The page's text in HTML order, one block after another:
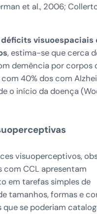
et al., 2006;
déficits visuoespaciais
, estima-se que cerca
demência por corpos
40% dos com
o início da doença
visuoperceptivos,
com CCL apresentam
em tarefas simples de
tamanhos, formas e
que se poderiam